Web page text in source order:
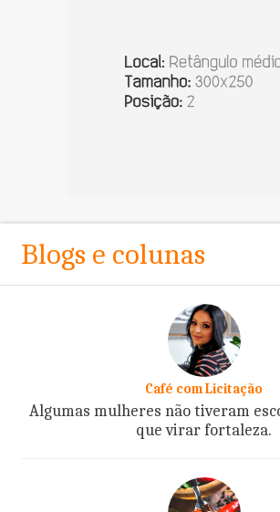
Blogs e colunas
Café com Licitação
Algumas mulheres não tiveram
que virar fortaleza.